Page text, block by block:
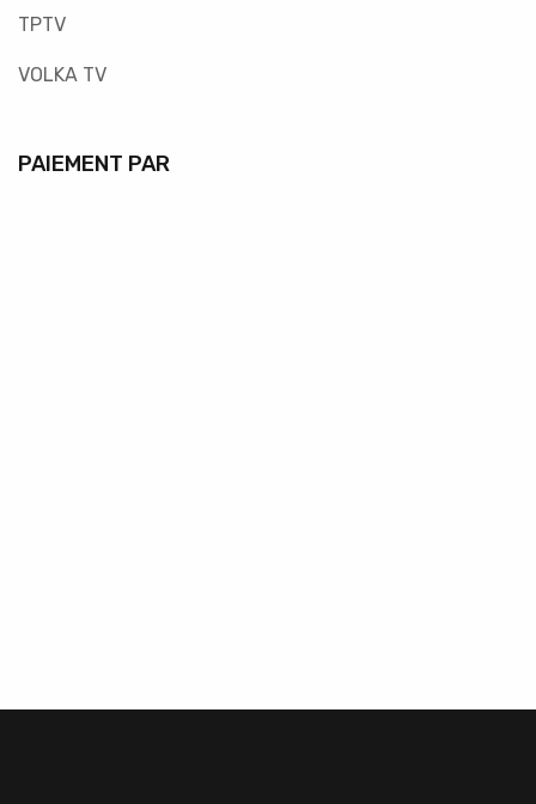
TPTV
VOLKA TV
PAIEMENT PAR